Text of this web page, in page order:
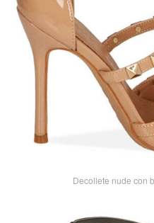
Decollete nude con